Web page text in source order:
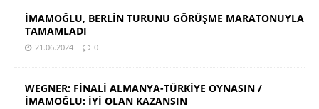
İMAMOĞLU, BERLİN TURUNU GÖRÜŞME MARATONUYLA
TAMAMLADI
21.06.2024 0
WEGNER: FİNALİ ALMANYA-TÜRKİYE OYNASIN /
İMAMOĞLU: İYİ OLAN KAZANSIN